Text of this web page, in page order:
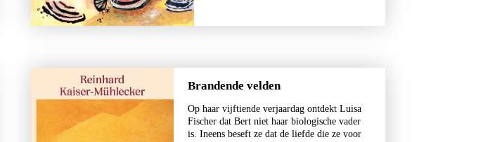
Brandende velden
Op haar vijftiende verjaardag ontdekt Luisa
Fischer dat Bert niet haar biologische vader
is. Ineens beseft ze dat de liefde die ze voor